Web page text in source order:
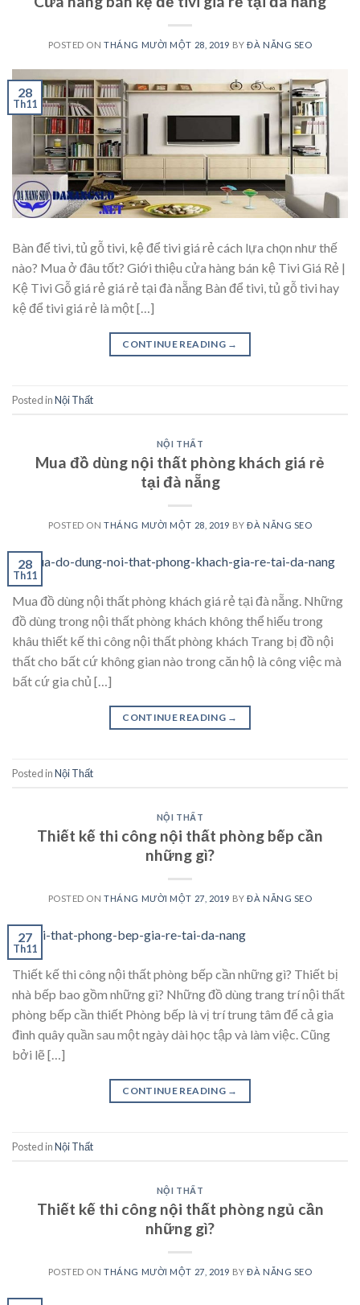
POSTED ONTHÁNG MƯỜI MỘT 28, 2019 BYĐÀ NẴNG SEO
28
Th11
Bàn để tivi, tủ gỗ tivi, kệ để tivi giá rẻ cách lựa chọn như thế
nào? Mua ở đâu tốt? Giới thiệu cửa hàng bán kệ Tivi Giá Rẻ |
Kệ Tivi Gỗ giá rẻ giá rẻ tại đà nẵng Bàn để tivi, tủ gỗ tivi hay
kệ để tivi giá rẻ là một […]
CONTINUE READING →
Posted inNội Thất
NỘI THẤT
Mua đồ dùng nội thất phòng khách giá rẻ
tại đà nẵng
POSTED ONTHÁNG MƯỜI MỘT 28, 2019 BYĐÀ NẴNG SEO
28
Th11
Mua đồ dùng nội thất phòng khách giá rẻ tại đà nẵng. Những
đồ dùng trong nội thất phòng khách không thể hiếu trong
khâu thiết kế thi công nội thất phòng khách Trang bị đồ nội
thất cho bất cứ không gian nào trong căn hộ là công việc mà
bất cứ gia chủ […]
CONTINUE READING →
Posted inNội Thất
NỘI THẤT
Thiết kế thi công nội thất phòng bếp cần
những gì?
POSTED ONTHÁNG MƯỜI MỘT 27, 2019 BYĐÀ NẴNG SEO
27
Th11
Thiết kế thi công nội thất phòng bếp cần những gì? Thiết bị
nhà bếp bao gồm những gì? Những đồ dùng trang trí nội thất
phòng bếp cần thiết Phòng bếp là vị trí trung tâm để cả gia
đình quây quần sau một ngày dài học tập và làm việc. Cũng
bởi lẽ […]
CONTINUE READING →
Posted inNội Thất
NỘI THẤT
Thiết kế thi công nội thất phòng ngủ cần
những gì?
POSTED ONTHÁNG MƯỜI MỘT 27, 2019 BYĐÀ NẴNG SEO